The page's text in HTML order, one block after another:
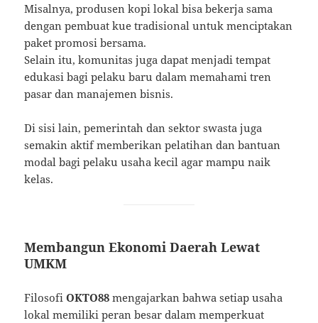
Misalnya, produsen kopi lokal bisa bekerja sama
dengan pembuat kue tradisional untuk menciptakan
paket promosi bersama.
Selain itu, komunitas juga dapat menjadi tempat
edukasi bagi pelaku baru dalam memahami tren
pasar dan manajemen bisnis.
Di sisi lain, pemerintah dan sektor swasta juga
semakin aktif memberikan pelatihan dan bantuan
modal bagi pelaku usaha kecil agar mampu naik
kelas.
Membangun Ekonomi Daerah Lewat
UMKM
FilosofiOKTO88 mengajarkan bahwa setiap usaha
lokal memiliki peran besar dalam memperkuat